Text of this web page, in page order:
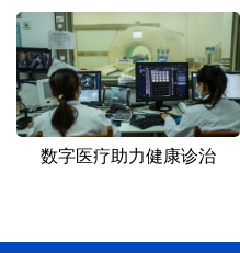
数字医疗助力健康诊治